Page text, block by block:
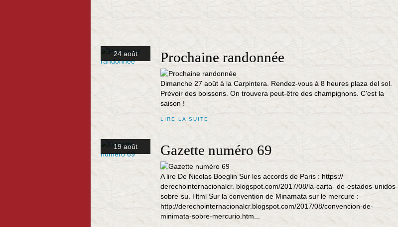
24 août Prochaine randonnée
Dimanche 27 août à la Carpintera. Rendez-vous à 8 heures plaza del sol.
Prévoir des boissons. On trouvera peut-être des champignons. C'est la
saison !
LIRE LA SUITE
19 août Gazette numéro 69
A lire De Nicolas Boeglin Sur les accords de Paris : https://
derechointernacionalcr. blogspot.com/2017/08/la-carta- de-estados-unidos-
sobre-su. Html Sur la convention de Minamata sur le mercure :
http://derechointernacionalcr.blogspot.com/2017/08/convencion-de-
minimata-sobre-mercurio.htm...